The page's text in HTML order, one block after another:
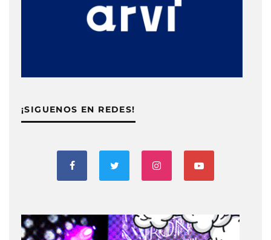
¡SIGUENOS EN REDES!